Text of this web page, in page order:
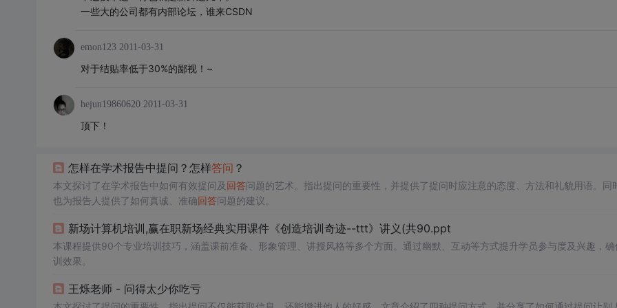
一些大的公司都有内部论坛，谁来CSDN
emon123 2011-03-31
对于结贴率低于30%的鄙视！~
hejun19860620 2011-03-31
顶下！
怎样在学术报告中提问？怎样答问 ？
本文探讨了在学术报告中如何有效提问及 回答问题的艺术。指出提问的重要性，并提供了提问时应注意的态度、方法和礼貌用语。同
也为报告人提供了如何真诚、准确回答问题的建议。
新场计算机培训,赢在职新场经典实用课件《创造培训奇迹--ttt》讲义(共90.ppt
本课程提供90个专业培训技巧，涵盖课前准备、形象管理、讲授风格等多个方面。通过幽默、互动等方式提升学员参与度及兴趣，确
训效果。
王烁老师 - 问得太少你吃亏